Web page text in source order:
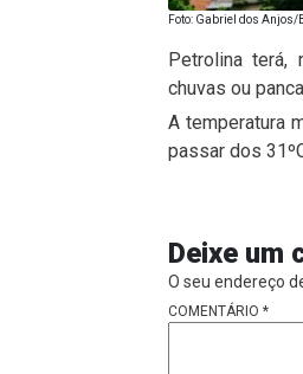
Foto: Gabriel dos
Petrolina terá,
chuvas ou
A temperatura
passar dos
Deixe um
O seu endereço
COMENTÁRIO *